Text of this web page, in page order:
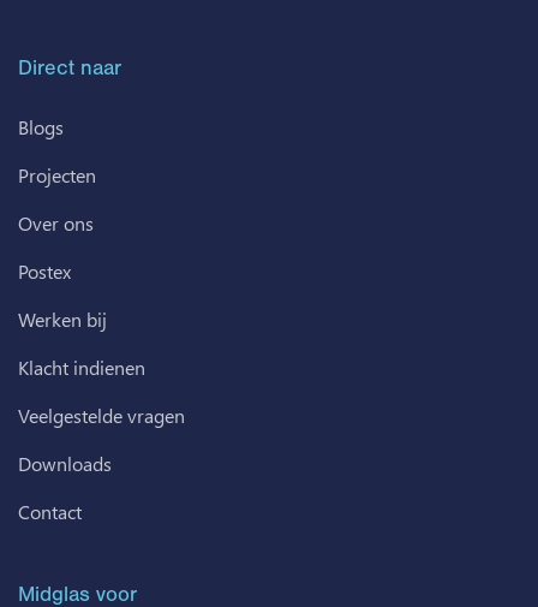
Direct naar
Blogs
Projecten
Over ons
Postex
Werken bij
Klacht indienen
Veelgestelde vragen
Downloads
Contact
Midglas voor